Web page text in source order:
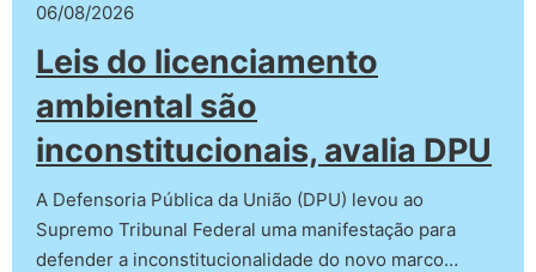
06/08/2026
Leis do licenciamento
ambiental são
inconstitucionais, avalia DPU
A Defensoria Pública da União (DPU) levou ao
Supremo Tribunal Federal uma manifestação para
defender a inconstitucionalidade do novo marco…